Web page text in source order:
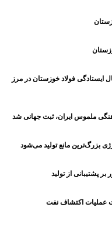
صنعت تا مسیر عشق؛ ۱۰ سال ایستادگی فولاد خوزستان در مرز
ملموس ایران، ثبت جهانی شد
پشتیبانی از تولید